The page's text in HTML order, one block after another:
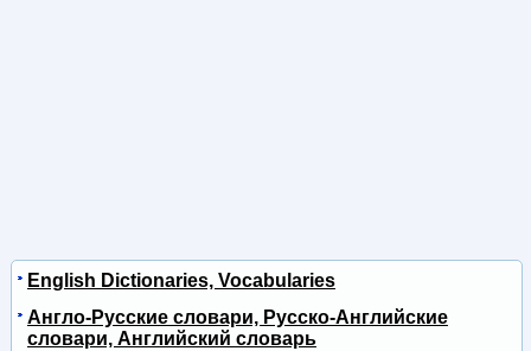
English Dictionaries, Vocabularies
Англо-Русские словари, Русско-Английские
словари, Английский словарь